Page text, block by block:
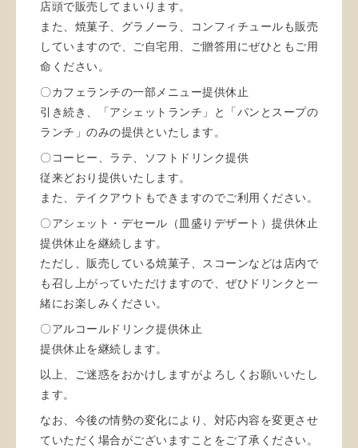
店頭で販売してまいります。
また、焼菓子、グラノーラ、コンフィチュールも販売
していますので、ご自宅用、ご贈答用にぜひともご用
命ください。
〇カフェランチの一部メニュー提供休止
引き続き、「アシェットランチ」と「パンとスープの
ランチ」のみの提供といたします。
〇コーヒー、ラテ、ソフトドリンク提供
従来どおり提供いたします。
また、テイクアウトもできますのでご利用ください。
〇アシェット・デセール（皿盛りデザート）提供休止
提供休止を継続します。
ただし、販売している焼菓子、スコーンなどは店内で
も召し上がっていただけますので、ぜひドリンクと一
緒にお楽しみください。
〇アルコールドリンク提供休止
提供休止を継続します。
以上、ご迷惑をおかけしますがよろしくお願いいたし
ます。
なお、今後の情勢の変化により、対応内容を変更させ
ていただく場合がございますことをご了承ください。